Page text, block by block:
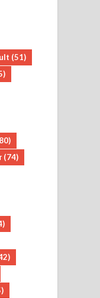
(51)
(74)